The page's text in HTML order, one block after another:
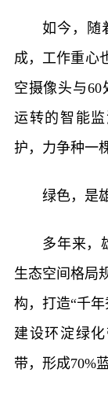
如今，随
成，工作重心
空摄像头与60
运转的智能
护，力争种一
绿色，是
多年来，
生态空间格局
构，打造“千年
建设环淀绿
带，形成70%